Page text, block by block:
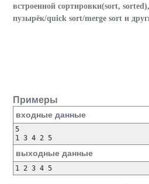
встроенной сортировки(sort,
пузырёк/quick sort/merge sort и
Примеры
входные данные
5
выходные данные